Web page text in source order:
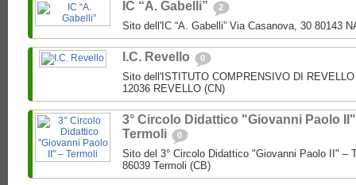
IC “A. Gabelli” 2
Sito dell'IC “A. Gabelli” Via Casanova, 30 80143
I.C. Revello 0
Sito dell'ISTITUTO COMPRENSIVO DI
12036 REVELLO (CN)
3° Circolo Didattico "Giovanni Paolo
Termoli
0
Sito del 3° Circolo Didattico "Giovanni Paolo II" –
86039 Termoli (CB)